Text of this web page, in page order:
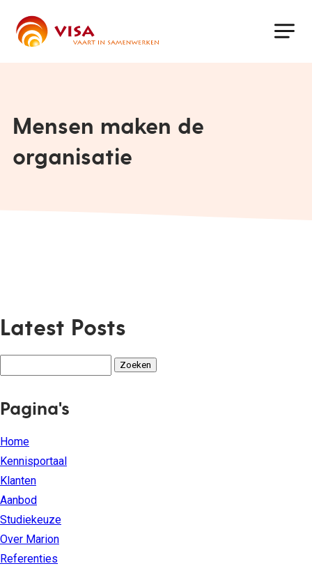
main
Mensen maken de
organisatie
Latest Posts
Pagina's
Home
Kennisportaal
Klanten
Aanbod
Studiekeuze
Over Marion
Referenties